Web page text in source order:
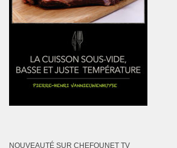
NOUVEAUTÉ SUR CHEFOUNET TV